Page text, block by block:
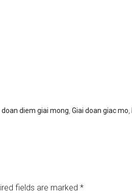
doan diem giai mong Giai doan giac mo
fields are marked *